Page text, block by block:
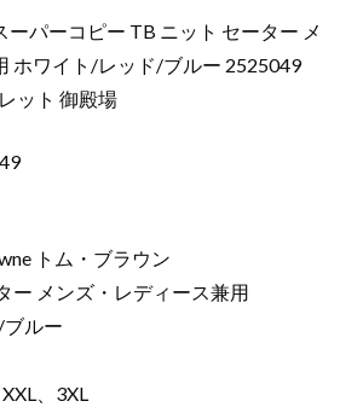
パーコピー TB ニット セーター メ
ホワイト/レッド/ブルー 2525049
ット 御殿場
トム・ブラウン
ー メンズ・レディース兼用
ルー
、3XL